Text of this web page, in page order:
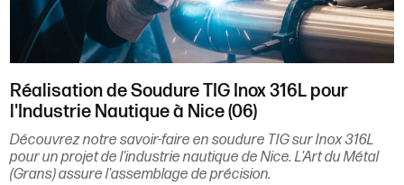
Réalisation de Soudure TIG Inox 316L pour
l'Industrie Nautique à Nice (06)
Découvrez notre savoir-faire en soudure TIG sur Inox 316L
pour un projet de l'industrie nautique de Nice. L'Art du Métal
(Grans) assure l'assemblage de précision.